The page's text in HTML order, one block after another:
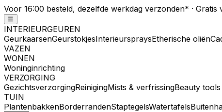
Voor 16:00 besteld, dezelfde werkdag verzonden* ·
☰
INTERIEURGEUREN
GeurkaarsenGeurstokjesInterieurspraysEtherische oliën
VAZEN
WONEN
Woninginrichting
VERZORGING
GezichtsverzorgingReinigingMists & verfrissingBeauty tools
TUIN
PlantenbakkenBorderrandenStaptegelsWatertafels